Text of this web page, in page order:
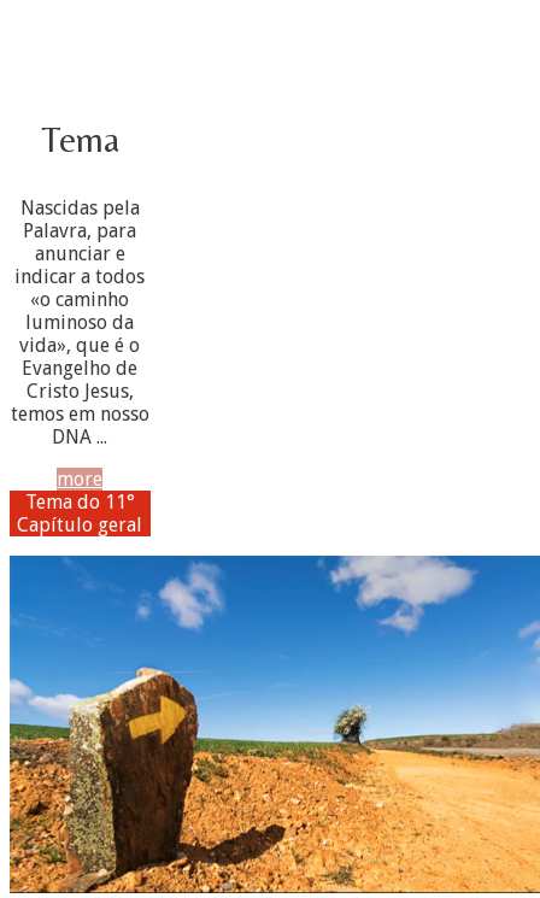
Tema
Nascidas pela
Palavra, para
anunciar e
indicar a todos
«o caminho
luminoso da
vida», que é o
Evangelho de
Cristo Jesus,
temos em nosso
DNA ...
more
Tema do 11°
Capítulo geral